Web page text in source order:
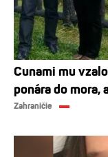
Cunami mu
ponára do mora,
Zahraničie